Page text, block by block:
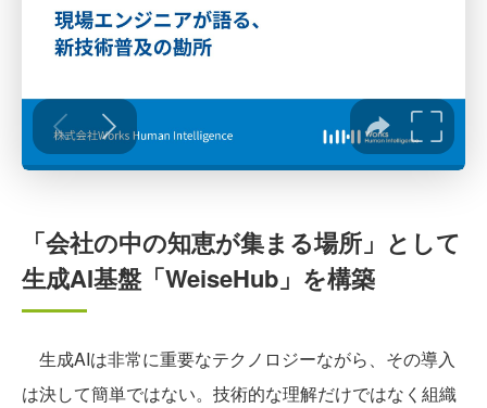
「会社の中の知恵が集まる場所」として
生成AI基盤「WeiseHub」を構築
生成AIは非常に重要なテクノロジーながら、その導入
は決して簡単ではない。技術的な理解だけではなく組織